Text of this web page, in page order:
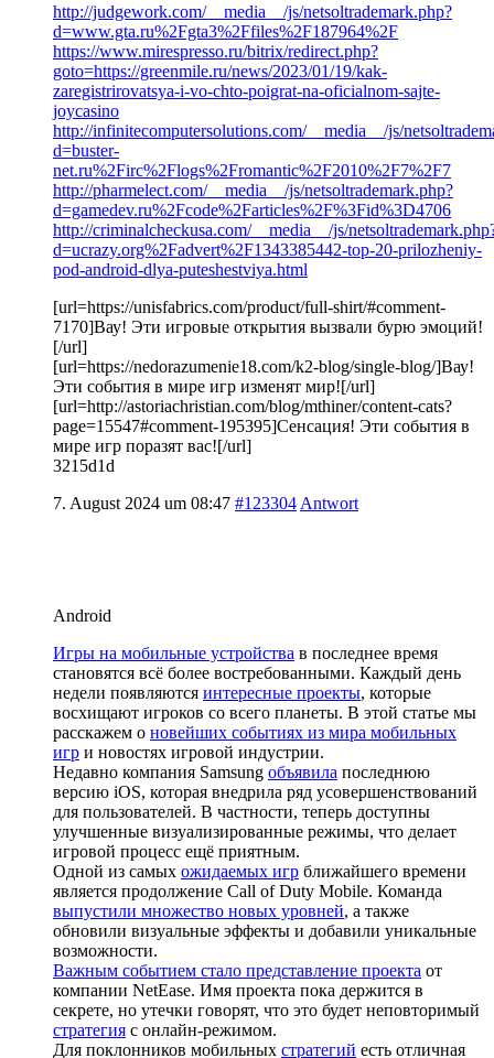
http://judgework.com/__media__/js/netsoltrademark.php?
d=www.gta.ru%2Fgta3%2Ffiles%2F187964%2F
https://www.mirespresso.ru/bitrix/redirect.php?
goto=https://greenmile.ru/news/2023/01/19/kak-
zaregistrirovatsya-i-vo-chto-poigrat-na-oficialnom-sajte-
joycasino
http://infinitecomputersolutions.com/__media__/js/
d=buster-
net.ru%2Firc%2Flogs%2Fromantic%2F2010%2F7%2F7
http://pharmelect.com/__media__/js/netsoltrademark.php?
d=gamedev.ru%2Fcode%2Farticles%2F%3Fid%3D4706
http://criminalcheckusa.com/__media__/js/
d=ucrazy.org%2Fadvert%2F1343385442-top-20-prilozheniy-
pod-android-dlya-puteshestviya.html
[url=https://unisfabrics.com/product/full-shirt/#comment-
7170]Вау! Эти игровые открытия вызвали бурю эмоций!
[/url]
[url=https://nedorazumenie18.com/k2-blog/single-blog/]Вау!
Эти события в мире игр изменят мир![/url]
[url=http://astoriachristian.com/blog/mthiner/content-cats?
page=15547#comment-195395]Сенсация! Эти события в
мире игр поразят вас![/url]
3215d1d
7. August 2024 um 08:47 #123304 Antwort
Android
Игры на мобильные устройства в последнее время
становятся всё более востребованными. Каждый день
недели появляются интересные проекты, которые
восхищают игроков со всего планеты. В этой статье мы
расскажем о новейших событиях из мира мобильных
игр и новостях игровой индустрии.
Недавно компания Samsung объявила последнюю
версию iOS, которая внедрила ряд усовершенствований
для пользователей. В частности, теперь доступны
улучшенные визуализированные режимы, что делает
игровой процесс ещё приятным.
Одной из самых ожидаемых игр ближайшего времени
является продолжение Call of Duty Mobile. Команда
выпустили множество новых уровней, а также
обновили визуальные эффекты и добавили уникальные
возможности.
Важным событием стало представление проекта от
компании NetEase. Имя проекта пока держится в
секрете, но утечки говорят, что это будет неповторимый
стратегия с онлайн-режимом.
Для поклонников мобильных стратегий есть отличная